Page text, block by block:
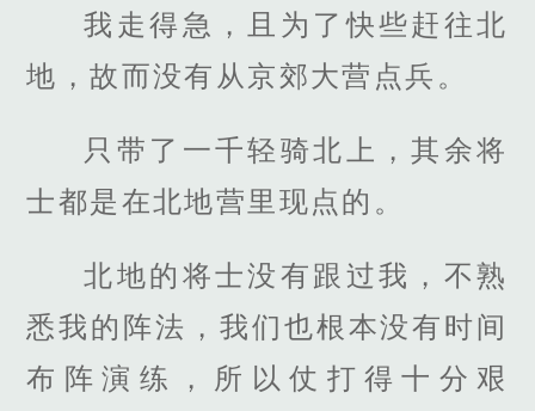
我走得急，且为了快些赶往北
地，故而没有从京郊大营点兵。
只带了一千轻骑北上，其余将
士都是在北地营里现点的。
北地的将士没有跟过我，不熟
悉我的阵法，我们也根本没有时间
布阵演练，所以仗打得十分艰